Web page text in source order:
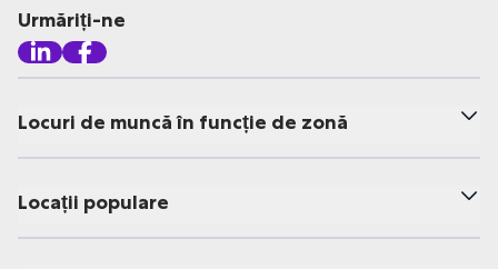
Urmăriți-ne
Locuri de muncă în funcție de zonă
Locații populare